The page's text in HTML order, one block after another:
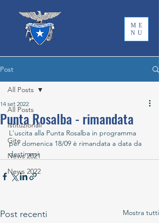
ME
NU
Post
All Posts
Istituzionali
Gite
News 2021
News 2022
All Posts
Punta Rosalba - rimandata
14 set 2022
L'uscita alla Punta Rosalba in programma
per domenica 18/09 è rimandata a data da
destinarsi.
Post recenti Mostra tutti